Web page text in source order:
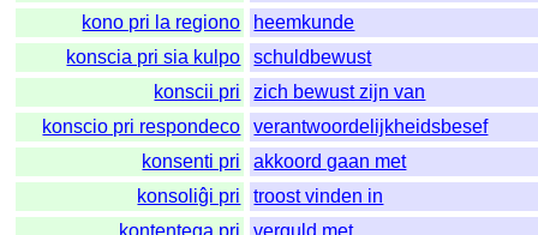
kono pri la regiono
heemkunde
konscia pri sia kulpo
schuldbewust
konscii pri
zich bewust zijn van
konscio pri respondeco
verantwoordelijkheidsbesef
konsenti pri
akkoord gaan met
konsoliĝi pri
troost vinden in